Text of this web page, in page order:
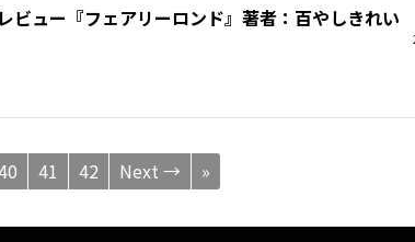
ビュー『フェアリーロンド』著者：百やしきれい
41 42 Next → »